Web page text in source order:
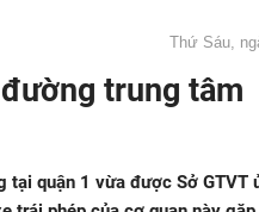
Thứ Sáu,
trung tâm
quận 1 vừa được Sở GTVT